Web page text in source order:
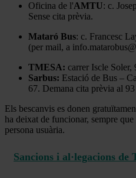
Oficina de l'AMTU: c.
Sense cita prèvia.
Mataró Bus: c. Francesc
(per mail, a
TMESA: carrer Iscle Soler,
Sarbus: Estació de Bus –
67. Demana cita prèvia al
Els bescanvis es donen
ha deixat de funcionar, sempre
persona usuària.
Sancions i al·legacions de